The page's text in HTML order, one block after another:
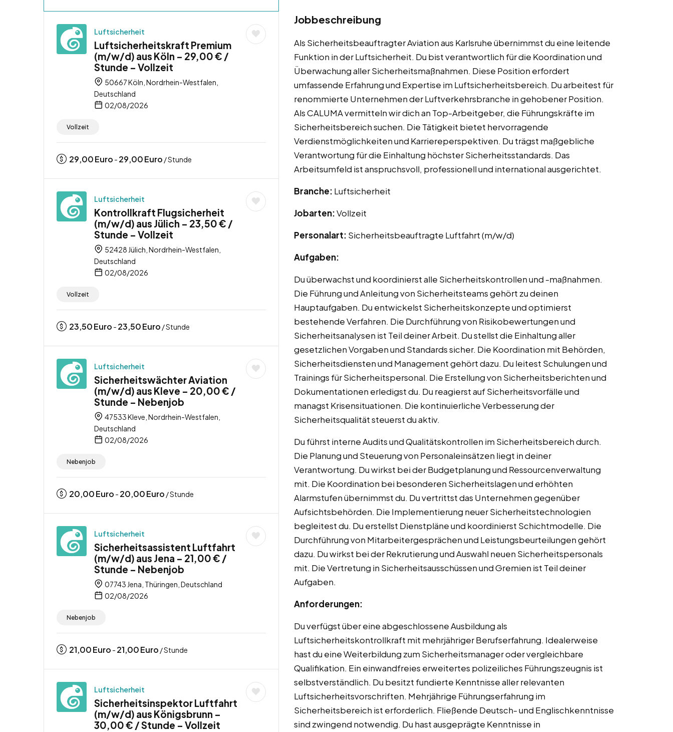
Luftsicherheit
Luftsicherheitskraft Premium
(m/w/d) aus Köln – 29,00 € /
Stunde – Vollzeit
50667 Köln, Nordrhein-Westfalen,
Deutschland
02/08/2026
Vollzeit
29,00Euro - 29,00Euro / Stunde
Luftsicherheit
Kontrollkraft Flugsicherheit
(m/w/d) aus Jülich – 23,50 € /
Stunde – Vollzeit
52428 Jülich, Nordrhein-Westfalen,
Deutschland
02/08/2026
Vollzeit
23,50Euro - 23,50Euro / Stunde
Luftsicherheit
Sicherheitswächter Aviation
(m/w/d) aus Kleve – 20,00 € /
Stunde – Nebenjob
47533 Kleve, Nordrhein-Westfalen,
Deutschland
02/08/2026
Nebenjob
20,00Euro - 20,00Euro / Stunde
Luftsicherheit
Sicherheitsassistent Luftfahrt
(m/w/d) aus Jena – 21,00 € /
Stunde – Nebenjob
07743 Jena, Thüringen, Deutschland
02/08/2026
Nebenjob
21,00Euro - 21,00Euro / Stunde
Luftsicherheit
Sicherheitsinspektor Luftfahrt
(m/w/d) aus Königsbrunn –
30,00 € / Stunde – Vollzeit
Jobbeschreibung
Als Sicherheitsbeauftragter Aviation aus Karlsruhe übernimmst du eine leitende
Funktion in der Luftsicherheit. Du bist verantwortlich für die Koordination und
Überwachung aller Sicherheitsmaßnahmen. Diese Position erfordert
umfassende Erfahrung und Expertise im Luftsicherheitsbereich. Du arbeitest für
renommierte Unternehmen der Luftverkehrsbranche in gehobener Position.
Als CALUMA vermitteln wir dich an Top-Arbeitgeber, die Führungskräfte im
Sicherheitsbereich suchen. Die Tätigkeit bietet hervorragende
Verdienstmöglichkeiten und Karriereperspektiven. Du trägst maßgebliche
Verantwortung für die Einhaltung höchster Sicherheitsstandards. Das
Arbeitsumfeld ist anspruchsvoll, professionell und international ausgerichtet.
Branche: Luftsicherheit
Jobarten:Vollzeit
Personalart: Sicherheitsbeauftragte Luftfahrt (m/w/d)
Aufgaben:
Du überwachst und koordinierst alle Sicherheitskontrollen und -maßnahmen.
Die Führung und Anleitung von Sicherheitsteams gehört zu deinen
Hauptaufgaben. Du entwickelst Sicherheitskonzepte und optimierst
bestehende Verfahren. Die Durchführung von Risikobewertungen und
Sicherheitsanalysen ist Teil deiner Arbeit. Du stellst die Einhaltung aller
gesetzlichen Vorgaben und Standards sicher. Die Koordination mit Behörden,
Sicherheitsdiensten und Management gehört dazu. Du leitest Schulungen und
Trainings für Sicherheitspersonal. Die Erstellung von Sicherheitsberichten und
Dokumentationen erledigst du. Du reagierst auf Sicherheitsvorfälle und
managst Krisensituationen. Die kontinuierliche Verbesserung der
Sicherheitsqualität steuerst du aktiv.
Du führst interne Audits und Qualitätskontrollen im Sicherheitsbereich durch.
Die Planung und Steuerung von Personaleinsätzen liegt in deiner
Verantwortung. Du wirkst bei der Budgetplanung und Ressourcenverwaltung
mit. Die Koordination bei besonderen Sicherheitslagen und erhöhten
Alarmstufen übernimmst du. Du vertrittst das Unternehmen gegenüber
Aufsichtsbehörden. Die Implementierung neuer Sicherheitstechnologien
begleitest du. Du erstellst Dienstpläne und koordinierst Schichtmodelle. Die
Durchführung von Mitarbeitergesprächen und Leistungsbeurteilungen gehört
dazu. Du wirkst bei der Rekrutierung und Auswahl neuen Sicherheitspersonals
mit. Die Vertretung in Sicherheitsausschüssen und Gremien ist Teil deiner
Aufgaben.
Anforderungen:
Du verfügst über eine abgeschlossene Ausbildung als
Luftsicherheitskontrollkraft mit mehrjähriger Berufserfahrung. Idealerweise
hast du eine Weiterbildung zum Sicherheitsmanager oder vergleichbare
Qualifikation. Ein einwandfreies erweitertes polizeiliches Führungszeugnis ist
selbstverständlich. Du besitzt fundierte Kenntnisse aller relevanten
Luftsicherheitsvorschriften. Mehrjährige Führungserfahrung im
Sicherheitsbereich ist erforderlich. Fließende Deutsch- und Englischkenntnisse
sind zwingend notwendig. Du hast ausgeprägte Kenntnisse in